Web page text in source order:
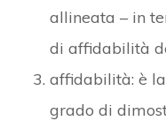
allineata – in
di affidabilità
affidabilità: è
grado di